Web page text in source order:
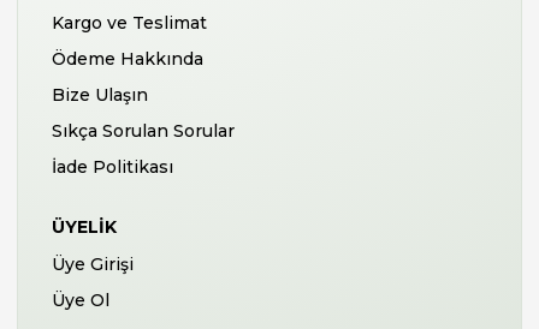
Kargo ve Teslimat
Ödeme Hakkında
Bize Ulaşın
Sıkça Sorulan Sorular
İade Politikası
ÜYELIK
Üye Girişi
Üye Ol